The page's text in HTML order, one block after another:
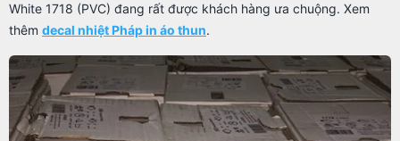
White 1718 (PVC) đang rất được khách hàng ưa chuộng. Xem
thêm decal nhiệt Pháp in áo thun.